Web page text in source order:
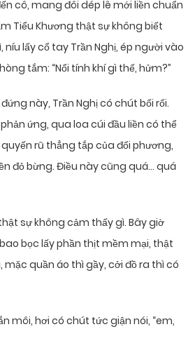
cô, mang đôi dép lê mới liền chuẩn
Tiểu Khương thật sự không biết
níu lấy cổ tay Trần Nghị, ép người vào
tắm: “Nổi tính khí gì thế, hửm?”
này, Trần Nghị có chút bối rối.
ứng, qua loa cúi đầu liền có thể
rũ thẳng tắp của đối phương,
đỏ bừng. Điều này cũng quá… quá
sự không cảm thấy gì. Bây giờ
bọc lấy phần thịt mềm mại, thật
mặc quần áo thì gầy, cởi đồ ra thì có
môi, hơi có chút tức giận nói, “em,